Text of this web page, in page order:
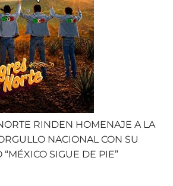
RINDEN HOMENAJE A LA
NACIONAL CON SU
SIGUE DE PIE”